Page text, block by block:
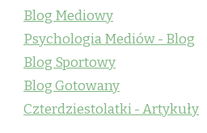
Blog Mediowy
Psychologia Mediów - Blog
Blog Sportowy
Blog Gotowany
Czterdziestolatki - Artykuły